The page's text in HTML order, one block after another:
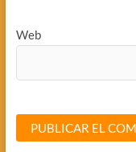
Web